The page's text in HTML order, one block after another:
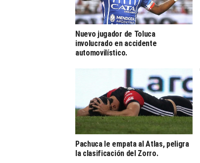
Nuevo jugador de Toluca
involucrado en accidente
automovilístico.
Pachuca le empata al Atlas, peligra
la clasificación del Zorro.